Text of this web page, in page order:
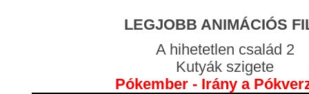
LEGJOBB ANIMÁCIÓS
A hihetetlen család 2
Kutyák szigete
Pókember - Irány a